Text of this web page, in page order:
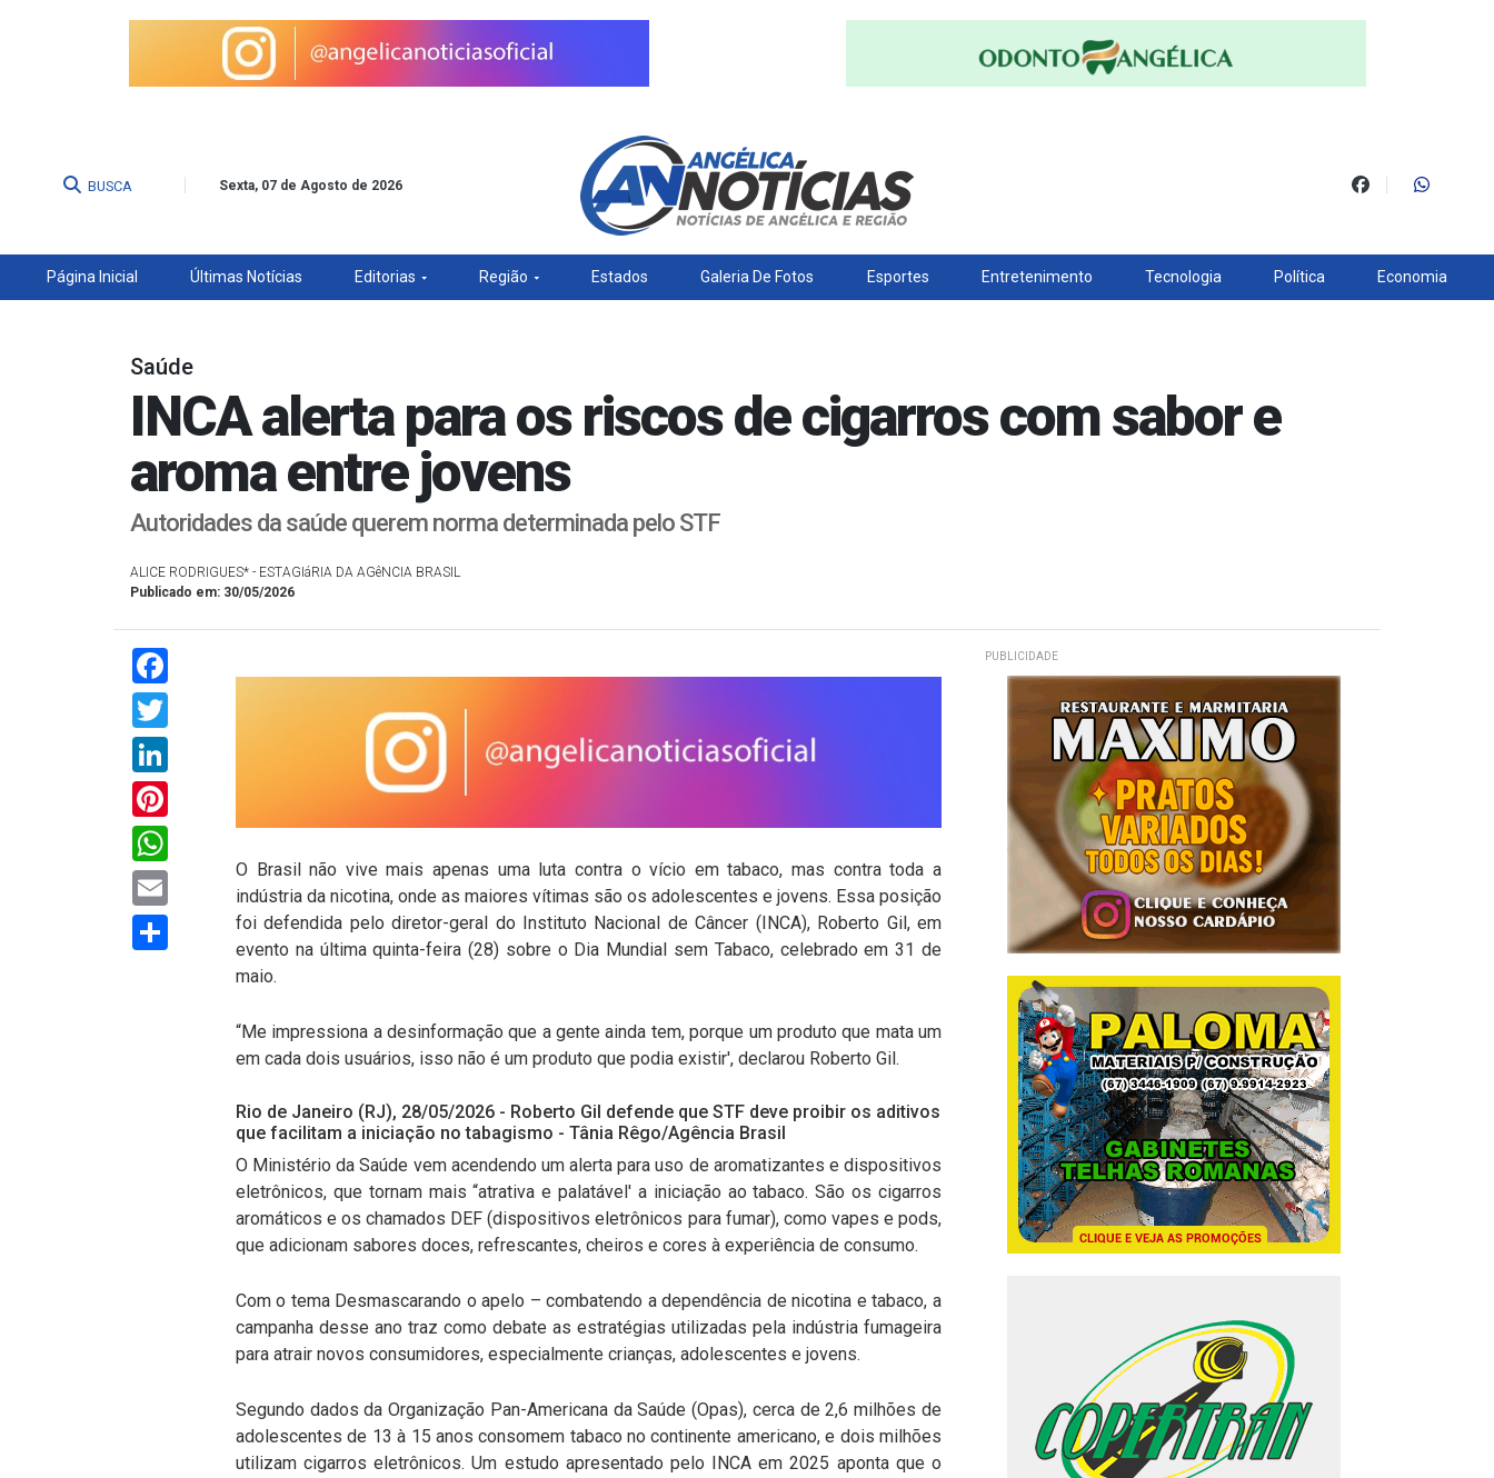
BUSCA Sexta, 07 de Agosto de 2026
Página Inicial Últimas Notícias Editorias Região Estados Galeria De Fotos Esportes Entretenimento Tecnologia Política Economia
Saúde
INCA alerta para os riscos de cigarros com sabor e
aroma entre jovens
Autoridades da saúde querem norma determinada pelo STF
ALICE RODRIGUES* - ESTAGIáRIA DA AGêNCIA BRASIL
Publicado em: 30/05/2026
WhatsApp
Compartilhar
O Brasil não vive mais apenas uma luta contra o vício em tabaco, mas contra toda a
indústria da nicotina, onde as maiores vítimas são os adolescentes e jovens. Essa posição
foi defendida pelo diretor-geral do Instituto Nacional de Câncer (INCA), Roberto Gil, em
evento na última quinta-feira (28) sobre o Dia Mundial sem Tabaco, celebrado em 31 de
maio.
“Me impressiona a desinformação que a gente ainda tem, porque um produto que mata um
em cada dois usuários, isso não é um produto que podia existir', declarou Roberto Gil.
Rio de Janeiro (RJ), 28/05/2026 - Roberto Gil defende que STF deve proibir os aditivos
que facilitam a iniciação no tabagismo - Tânia Rêgo/Agência Brasil
O Ministério da Saúde vem acendendo um alerta para uso de aromatizantes e dispositivos
eletrônicos, que tornam mais “atrativa e palatável' a iniciação ao tabaco. São os cigarros
aromáticos e os chamados DEF (dispositivos eletrônicos para fumar), como vapes e pods,
que adicionam sabores doces, refrescantes, cheiros e cores à experiência de consumo.
Com o tema Desmascarando o apelo – combatendo a dependência de nicotina e tabaco, a
campanha desse ano traz como debate as estratégias utilizadas pela indústria fumageira
para atrair novos consumidores, especialmente crianças, adolescentes e jovens.
Segundo dados da Organização Pan-Americana da Saúde (Opas), cerca de 2,6 milhões de
adolescentes de 13 à 15 anos consomem tabaco no continente americano, e dois milhões
utilizam cigarros eletrônicos. Um estudo apresentado pelo INCA em 2025 aponta que o
PUBLICIDADE